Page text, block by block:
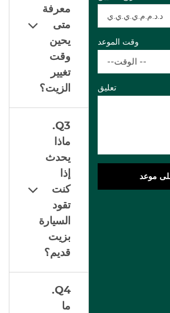
معرفة
متى
يحين
وقت
تغيير
الزيت؟
Q3.
ماذا
يحدث
إذا
كنت
تقود
السيارة
بزيت
قديم؟
Q4.
ما
وقت الموعد
--الوقت --
تعليق
موعد